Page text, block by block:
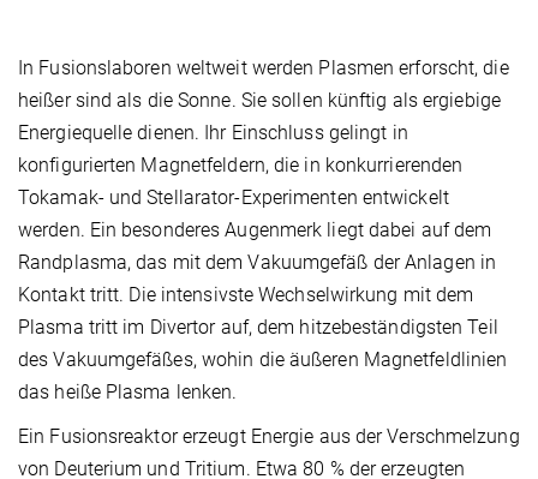
In Fusionslaboren weltweit werden Plasmen erforscht, die
heißer sind als die Sonne. Sie sollen künftig als ergiebige
Energiequelle dienen. Ihr Einschluss gelingt in
konfigurierten Magnetfeldern, die in konkurrierenden
Tokamak- und Stellarator-Experimenten entwickelt
werden. Ein besonderes Augenmerk liegt dabei auf dem
Randplasma, das mit dem Vakuumgefäß der Anlagen in
Kontakt tritt. Die intensivste Wechselwirkung mit dem
Plasma tritt im Divertor auf, dem hitzebeständigsten Teil
des Vakuumgefäßes, wohin die äußeren Magnetfeldlinien
das heiße Plasma lenken.
Ein Fusionsreaktor erzeugt Energie aus der Verschmelzung
von Deuterium und Tritium. Etwa 80 % der erzeugten